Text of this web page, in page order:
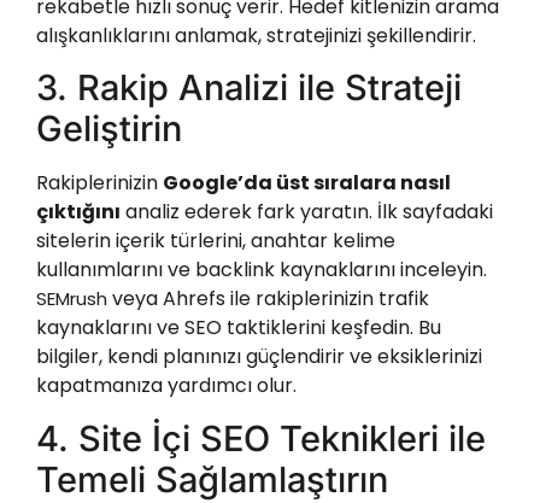
rekabetle hızlı sonuç verir. Hedef kitlenizin arama
alışkanlıklarını anlamak, stratejinizi şekillendirir.
3. Rakip Analizi ile Strateji
Geliştirin
Rakiplerinizin Google’da üst sıralara nasıl
çıktığını analiz ederek fark yaratın. İlk sayfadaki
sitelerin içerik türlerini, anahtar kelime
kullanımlarını ve backlink kaynaklarını inceleyin.
SEMrush veya Ahrefs ile rakiplerinizin trafik
kaynaklarını ve SEO taktiklerini keşfedin. Bu
bilgiler, kendi planınızı güçlendirir ve eksiklerinizi
kapatmanıza yardımcı olur.
4. Site İçi SEO Teknikleri ile
Temeli Sağlamlaştırın